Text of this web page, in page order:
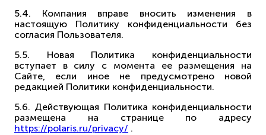
5.4. Компания вправе вносить изменения в
настоящую Политику конфиденциальности без
согласия Пользователя.
5.5. Новая Политика конфиденциальности
вступает в силу с момента ее размещения на
Сайте, если иное не предусмотрено новой
редакцией Политики конфиденциальности.
5.6. Действующая Политика конфиденциальности
размещена на странице по адресу
https://polaris.ru/privacy/ .